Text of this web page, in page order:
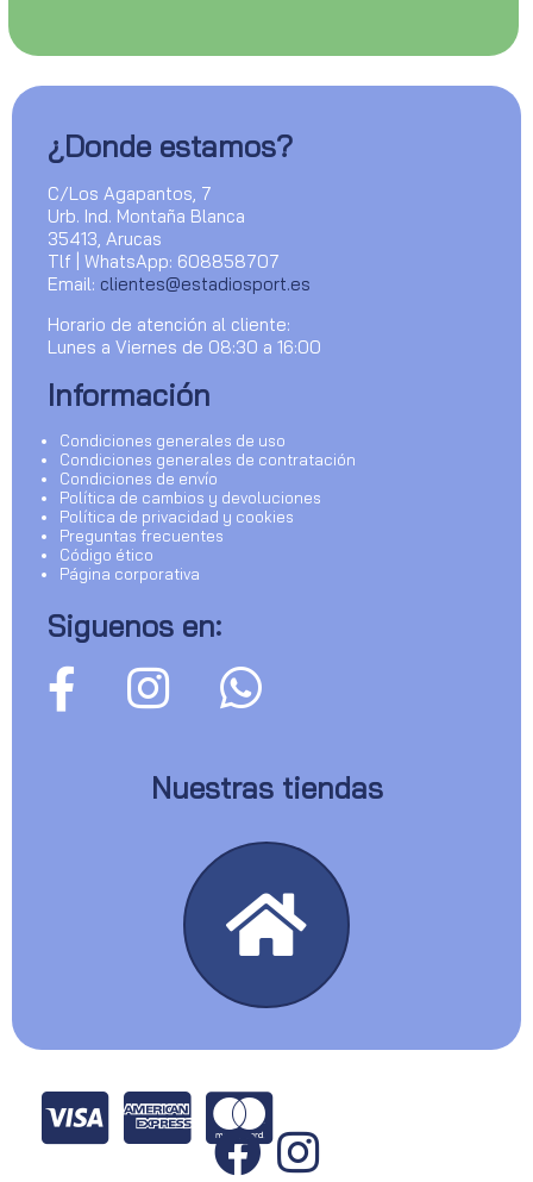
¿Donde estamos?
C/Los Agapantos, 7
Urb. Ind. Montaña Blanca
35413, Arucas
Tlf | WhatsApp: 608858707
Email: clientes@estadiosport.es
Horario de atención al cliente:
Lunes a Viernes de 08:30 a 16:00
Información
Condiciones generales de uso
Condiciones generales de contratación
Condiciones de envío
Política de cambios y devoluciones
Política de privacidad y cookies
Preguntas frecuentes
Código ético
Página corporativa
Siguenos en:
Nuestras tiendas